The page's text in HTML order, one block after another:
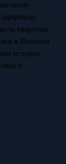
оформили
квартиры
в Испании
истории
и